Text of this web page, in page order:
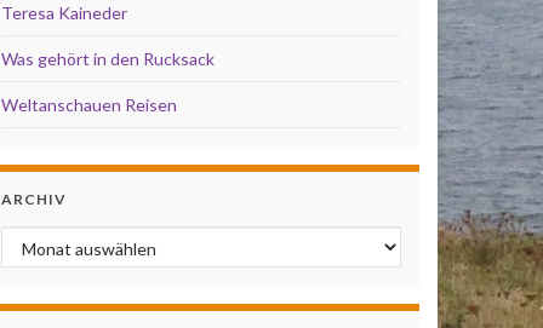
Teresa Kaineder
Was gehört in den Rucksack
Weltanschauen Reisen
ARCHIV
Archiv